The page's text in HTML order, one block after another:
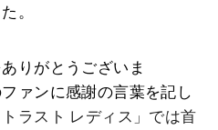
。
りがとうございま
ァンに感謝の言葉を記し
トラスト レディス」では首